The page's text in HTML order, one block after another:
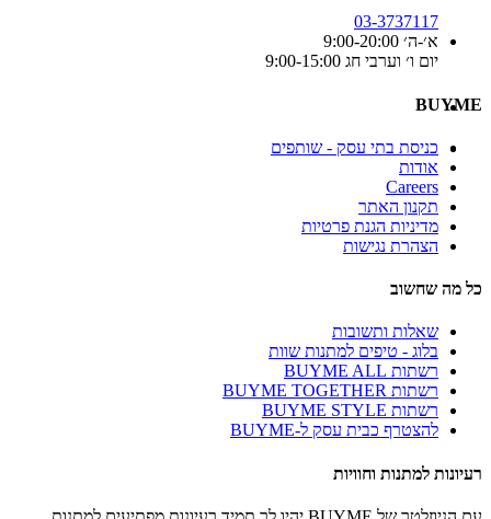
03-3737117
א׳-ה׳ 9:00-20:00
יום ו׳ וערבי חג 9:00-15:00
BUYME
כניסת בתי עסק - שותפים
אודות
Careers
תקנון האתר
מדיניות הגנת פרטיות
הצהרת נגישות
כל מה שחשוב
שאלות ותשובות
בלוג - טיפים למתנות שוות
רשתות BUYME ALL
רשתות BUYME TOGETHER
רשתות BUYME STYLE
להצטרף כבית עסק ל-BUYME
רעיונות למתנות וחוויות